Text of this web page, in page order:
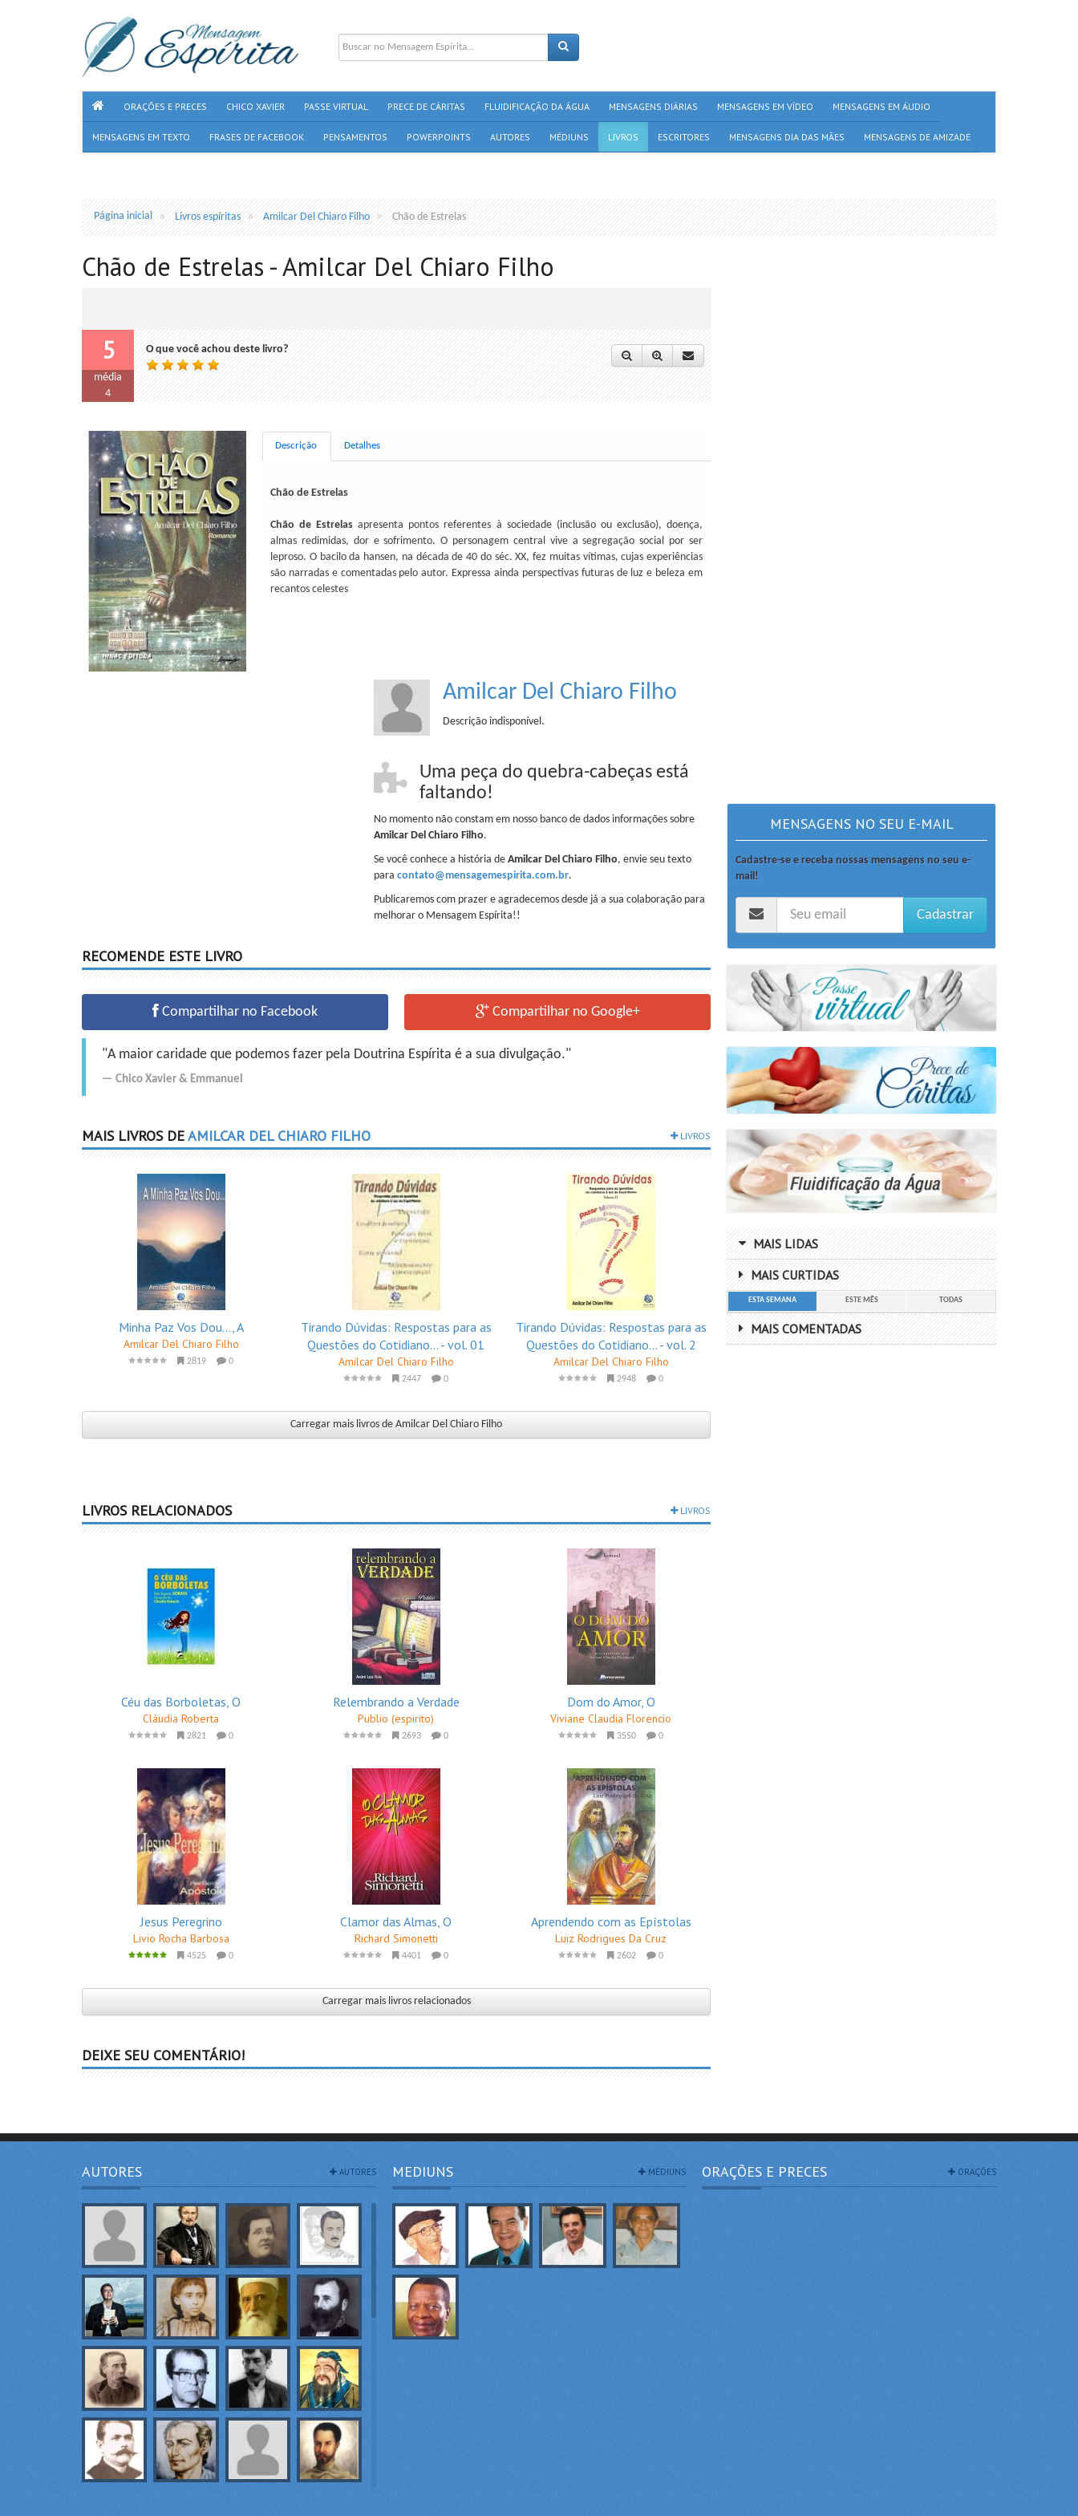
ORAÇÕES E PRECES CHICO XAVIER PASSE VIRTUAL PRECE DE CÁRITAS FLUIDIFICAÇÃO DA ÁGUA MENSAGENS DIÁRIAS MENSAGENS EM VÍDEO MENSAGENS EM ÁUDIO
MENSAGENS EM TEXTO FRASES DE FACEBOOK PENSAMENTOS POWERPOINTS AUTORES MÉDIUNS LIVROS ESCRITORES MENSAGENS DIA DAS MÃES MENSAGENS DE AMIZADE
Página inicial Livros espíritas Amilcar Del Chiaro Filho Chão de Estrelas
Chão de Estrelas - Amilcar Del Chiaro Filho
5
média
4
O que você achou deste livro?
Descrição Detalhes
Chão de Estrelas
Chão de Estrelasapresenta pontos referentes à sociedade (inclusão ou exclusão), doença,
almas redimidas, dor e sofrimento. O personagem central vive a segregação social por ser
leproso. O bacilo da hansen, na década de 40 do séc. XX, fez muitas vítimas, cujas experiências
são narradas e comentadas pelo autor. Expressa ainda perspectivas futuras de luz e beleza em
recantos celestes
Amilcar Del Chiaro Filho
Descrição indisponível.
Uma peça do quebra-cabeças está
faltando!
No momento não constam em nosso banco de dados informações sobre
Amilcar Del Chiaro Filho.
Se você conhece a história de Amilcar Del Chiaro Filho, envie seu texto
para contato@mensagemespirita.com.br.
Publicaremos com prazer e agradecemos desde já a sua colaboração para
melhorar o Mensagem Espírita!!
RECOMENDE ESTE LIVRO
Compartilhar no Facebook Compartilhar no Google+
"A maior caridade que podemos fazer pela Doutrina Espírita é a sua divulgação."
Chico Xavier & Emmanuel
MAIS LIVROS DEAMILCAR DEL CHIARO FILHO LIVROS
Minha Paz Vos Dou..., A
Amilcar Del Chiaro Filho
2819 0
Tirando Dúvidas: Respostas para as
Questões do Cotidiano... - vol. 01
Amilcar Del Chiaro Filho
2447 0
Tirando Dúvidas: Respostas para as
Questões do Cotidiano... - vol. 2
Amilcar Del Chiaro Filho
2948 0
Carregar mais livros de Amilcar Del Chiaro Filho
LIVROS RELACIONADOS LIVROS
Céu das Borboletas, O
Cláudia Roberta
2821 0
Relembrando a Verdade
Publio (espirito)
2693 0
Dom do Amor, O
Viviane Claudia Florencio
3550 0
Jesus Peregrino
Livio Rocha Barbosa
4525 0
Clamor das Almas, O
Richard Simonetti
4401 0
Aprendendo com as Epístolas
Luiz Rodrigues Da Cruz
2602 0
Carregar mais livros relacionados
DEIXE SEU COMENTÁRIO!
MENSAGENS NO SEU E-MAIL
Cadastre-se e receba nossas mensagens no seu e-
mail!
Cadastrar
MAIS LIDAS
MAIS CURTIDAS
ESTA SEMANA ESTE MÊS TODAS
MAIS COMENTADAS
AUTORES AUTORES MEDIUNS MÉDIUNS ORAÇÕES E PRECES ORAÇÕES